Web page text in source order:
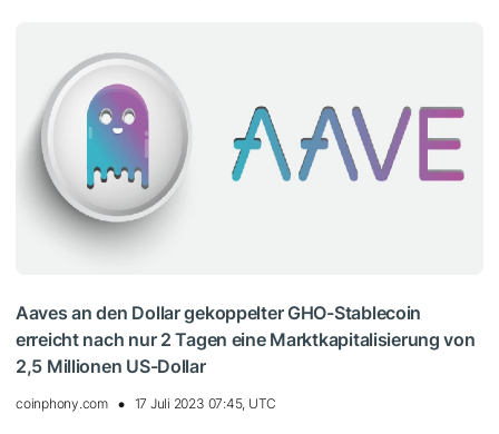
Aaves an den Dollar gekoppelter GHO-Stablecoin
erreicht nach nur 2 Tagen eine Marktkapitalisierung von
2,5 Millionen US-Dollar
coinphony.com 17 Juli 2023 07:45, UTC